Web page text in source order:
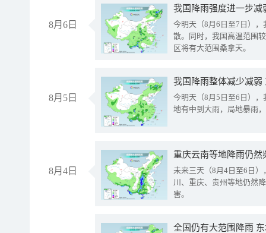
8月6日
今明天（8月6日至7日）
散。同时，我国高温范围
区将有大范围桑拿天。
8月5日
我国降雨整体减少减弱
今明天（8月5日至6日）
地有中到大雨，局地暴雨
8月4日
重庆云南等地降雨仍然
未来三天（8月4日至6日
川、重庆、贵州等地仍然
害。
全国仍有大范围降雨